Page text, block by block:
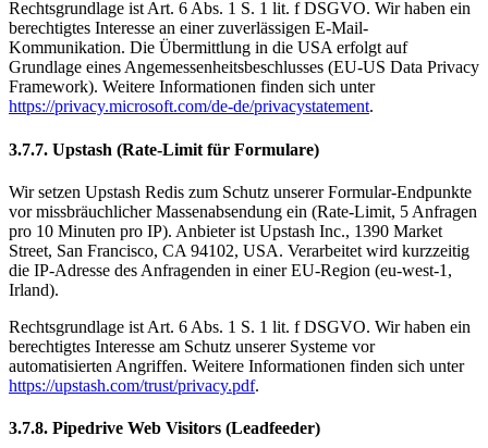
Rechtsgrundlage ist Art. 6 Abs. 1 S. 1 lit. f DSGVO. Wir haben ein
berechtigtes Interesse an einer zuverlässigen E-Mail-
Kommunikation. Die Übermittlung in die USA erfolgt auf
Grundlage eines Angemessenheitsbeschlusses (EU-US Data Privacy
Framework). Weitere Informationen finden sich unter
https://privacy.microsoft.com/de-de/privacystatement.
3.7.7. Upstash (Rate-Limit für Formulare)
Wir setzen Upstash Redis zum Schutz unserer Formular-Endpunkte
vor missbräuchlicher Massenabsendung ein (Rate-Limit, 5 Anfragen
pro 10 Minuten pro IP). Anbieter ist Upstash Inc., 1390 Market
Street, San Francisco, CA 94102, USA. Verarbeitet wird kurzzeitig
die IP-Adresse des Anfragenden in einer EU-Region (eu-west-1,
Irland).
Rechtsgrundlage ist Art. 6 Abs. 1 S. 1 lit. f DSGVO. Wir haben ein
berechtigtes Interesse am Schutz unserer Systeme vor
automatisierten Angriffen. Weitere Informationen finden sich unter
https://upstash.com/trust/privacy.pdf.
3.7.8. Pipedrive Web Visitors (Leadfeeder)